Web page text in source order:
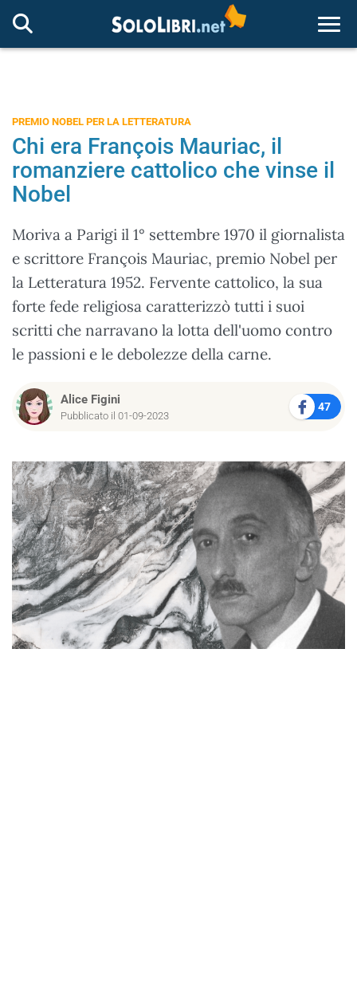
PREMIO NOBEL PER LA LETTERATURA
Chi era François Mauriac, il
romanziere cattolico che vinse il
Nobel
Moriva a Parigi il 1° settembre 1970 il giornalista
e scrittore François Mauriac, premio Nobel per
la Letteratura 1952. Fervente cattolico, la sua
forte fede religiosa caratterizzò tutti i suoi
scritti che narravano la lotta dell'uomo contro
le passioni e le debolezze della carne.
Alice Figini
Pubblicato il 01-09-2023
47